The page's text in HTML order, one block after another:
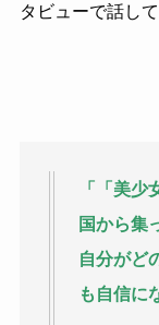
タビューで話して
「「美
国から集
自分がど
も自信に